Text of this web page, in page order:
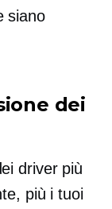
siano
dei
driver più
più i tuoi